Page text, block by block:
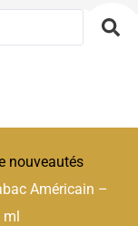
nouveautés
Américain –
ml